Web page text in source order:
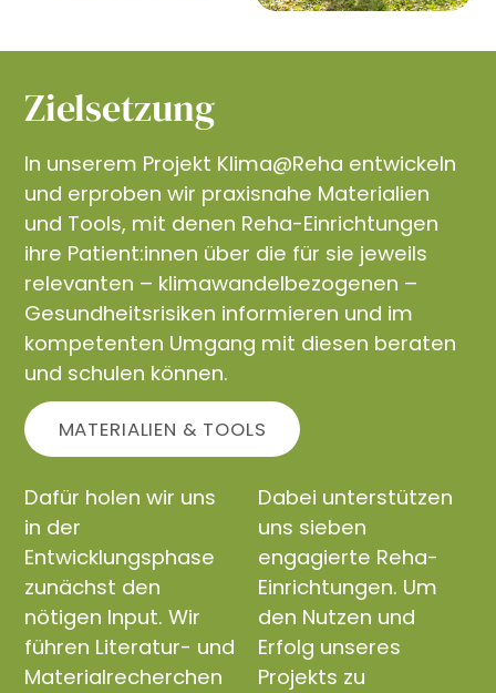
Zielsetzung
In unserem Projekt Klima@Reha entwickeln
und erproben wir praxisnahe Materialien
und Tools, mit denen Reha-Einrichtungen
ihre Patient:innen über die für sie jeweils
relevanten – klimawandelbezogenen –
Gesundheitsrisiken informieren und im
kompetenten Umgang mit diesen beraten
und schulen können.
MATERIALIEN & TOOLS
Dafür holen wir uns
in der
Entwicklungsphase
zunächst den
nötigen Input. Wir
führen Literatur- und
Materialrecherchen
Dabei unterstützen
uns sieben
engagierte Reha-
Einrichtungen. Um
den Nutzen und
Erfolg unseres
Projekts zu